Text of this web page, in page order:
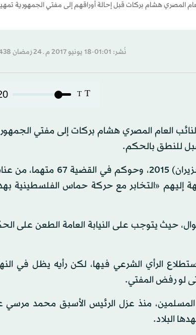
هشام بركات قبل إحالة أوراقهم إلى مفتي الجمهورية
نُشر: 01:01-18 يونيو 2017 م ـ 24 رَمضان 1438 هـ
T
T
30 متهما في قضية اغتيال النائب العام المصري هشام بركات إلى مفتي
واغتيل بركات في تفجير قرب منزله شمال شرقي القاهرة في يونيو (حزيران) 2015، وحوكم في
وتشمل التهم الموجهة إليهم «التخابر مع حركة حماس الفلسطينية
حيث يتوجب على النيابة العامة الطعن على
الرأي الشرعي فيها، لكن رأيه يظل في
لو رفض المفتي.
منذ عزل الرئيس الأسبق محمد مرسي